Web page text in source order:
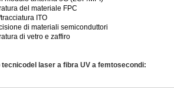
del materiale FPC
ITO
di materiali semiconduttori
di vetro e zaffiro
tecnicodel laser a fibra UV a femtosecondi: